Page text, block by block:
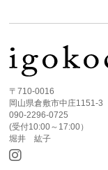
〒710-0016
岡山県倉敷市中庄1151-3
090-2296-0725
(受付10:00～17:00）
堀井 紘子